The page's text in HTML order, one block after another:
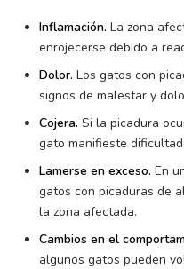
Inflamación. La zona
enrojecerse debido a
Dolor. Los gatos con
signos de malestar y
Cojera. Si la picadura
gato manifieste
Lamerse en exceso. En
gatos con picaduras de
la zona afectada.
Cambios en el
algunos gatos pueden